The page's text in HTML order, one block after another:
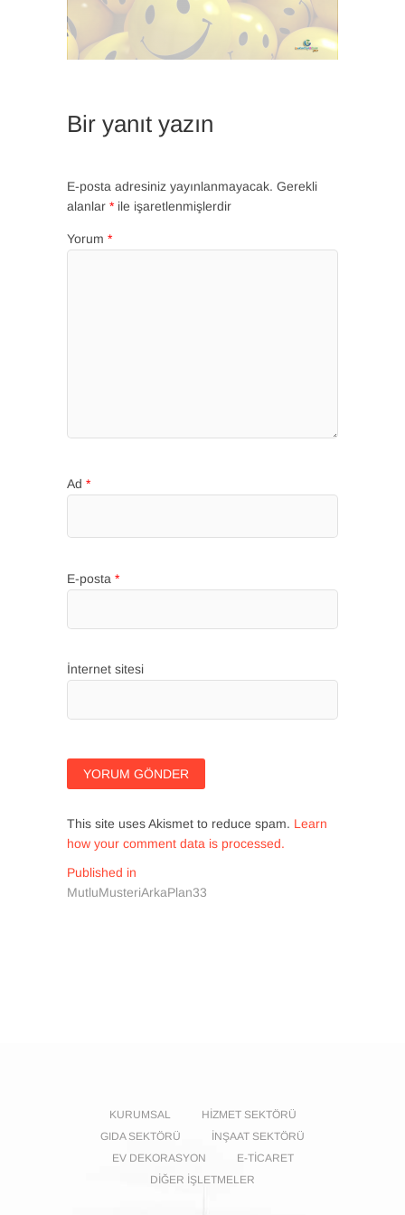
Bir yanıt yazın
E-posta adresiniz yayınlanmayacak. Gerekli
alanlar * ile işaretlenmişlerdir
Yorum *
Ad *
E-posta *
İnternet sitesi
This site uses Akismet to reduce spam. Learn
how your comment data is processed.
Yazı
gezinmesi
Published in
MutluMusteriArkaPlan33
KURUMSAL
HIZMET SEKTÖRÜ
GIDA SEKTÖRÜ
İNŞAAT SEKTÖRÜ
EV DEKORASYON
E-TICARET
DIĞER İŞLETMELER